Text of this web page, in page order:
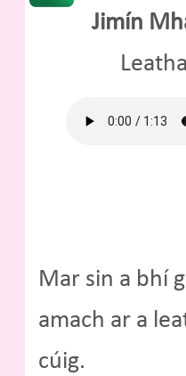
Jimín
Mar sin a bhí
amach ar a
cúig.